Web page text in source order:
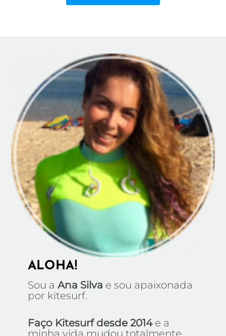
ALOHA!
Sou a Ana Silva e sou apaixonada
por kitesurf.
Faço Kitesurf desde 2014e a